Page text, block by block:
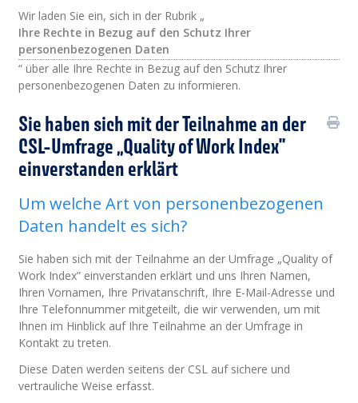
Wir laden Sie ein, sich in der Rubrik „
Ihre Rechte in Bezug auf den Schutz Ihrer
personenbezogenen Daten
“ über alle Ihre Rechte in Bezug auf den Schutz Ihrer
personenbezogenen Daten zu informieren.
Sie haben sich mit der Teilnahme an der
CSL-Umfrage „Quality of Work Index"
einverstanden erklärt
Um welche Art von personenbezogenen
Daten handelt es sich?
Sie haben sich mit der Teilnahme an der Umfrage „Quality of
Work Index” einverstanden erklärt und uns Ihren Namen,
Ihren Vornamen, Ihre Privatanschrift, Ihre E-Mail-Adresse und
Ihre Telefonnummer mitgeteilt, die wir verwenden, um mit
Ihnen im Hinblick auf Ihre Teilnahme an der Umfrage in
Kontakt zu treten.
Diese Daten werden seitens der CSL auf sichere und
vertrauliche Weise erfasst.